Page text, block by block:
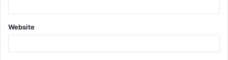
Website